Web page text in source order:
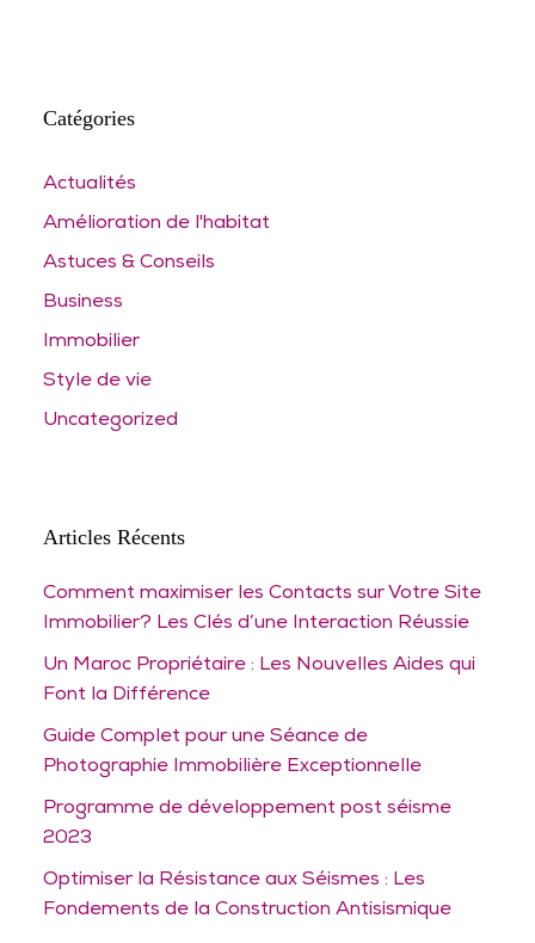
Catégories
Actualités
Amélioration de l'habitat
Astuces & Conseils
Business
Immobilier
Style de vie
Uncategorized
Articles Récents
Comment maximiser les Contacts sur Votre Site
Immobilier? Les Clés d’une Interaction Réussie
Un Maroc Propriétaire : Les Nouvelles Aides qui
Font la Différence
Guide Complet pour une Séance de
Photographie Immobilière Exceptionnelle
Programme de développement post séisme
2023
Optimiser la Résistance aux Séismes : Les
Fondements de la Construction Antisismique